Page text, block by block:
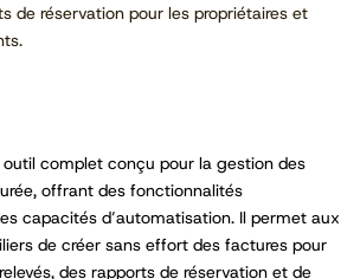
de réservation pour les propriétaires et
complet conçu pour la gestion des
offrant des fonctionnalités
capacités d’automatisation. Il permet aux
de créer sans effort des factures pour
des rapports de réservation et de